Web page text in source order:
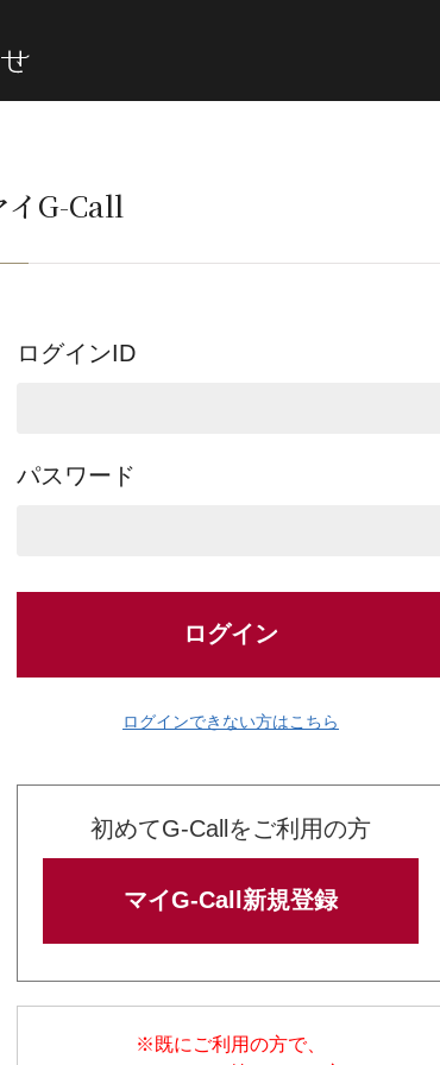
イG-Call
ログインID
パスワード
ログイン
ログインできない方はこちら
初めてG-Callをご利用の方
マイG-Call新規登録
※既にご利用の方で、